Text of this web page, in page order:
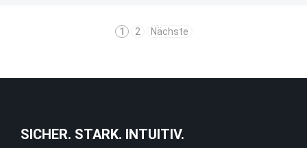
1 2 Nächste
SICHER. STARK. INTUITIV.